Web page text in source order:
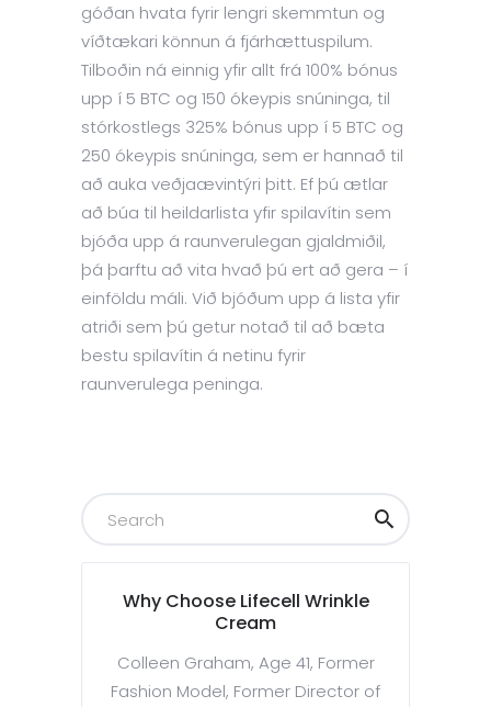
góðan hvata fyrir lengri skemmtun og
víðtækari könnun á fjárhættuspilum.
Tilboðin ná einnig yfir allt frá 100% bónus
upp í 5 BTC og 150 ókeypis snúninga, til
stórkostlegs 325% bónus upp í 5 BTC og
250 ókeypis snúninga, sem er hannað til
að auka veðjaævintýri þitt. Ef þú ætlar
að búa til heildarlista yfir spilavítin sem
bjóða upp á raunverulegan gjaldmiðil,
þá þarftu að vita hvað þú ert að gera – í
einföldu máli. Við bjóðum upp á lista yfir
atriði sem þú getur notað til að bæta
bestu spilavítin á netinu fyrir
raunverulega peninga.
Why Choose Lifecell Wrinkle
Cream
Colleen Graham, Age 41, Former
Fashion Model, Former Director of